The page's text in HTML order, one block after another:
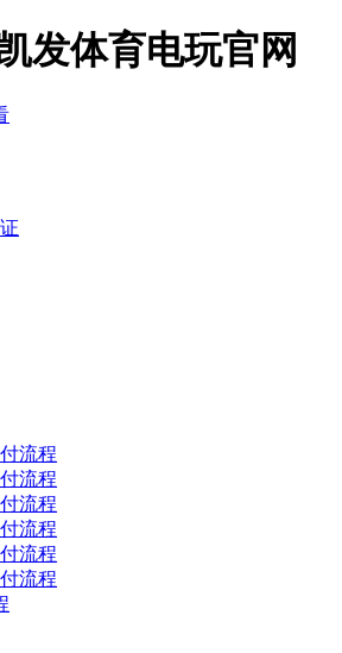
发体育电玩官网
流程
流程
流程
流程
流程
流程